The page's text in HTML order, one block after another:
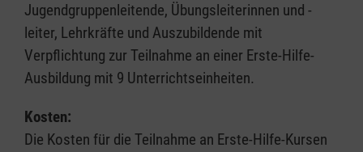
Jugendgruppenleitende, Übungsleiterinnen und -
leiter, Lehrkräfte und Auszubildende mit
Verpflichtung zur Teilnahme an einer Erste-Hilfe-
Ausbildung mit 9 Unterrichtseinheiten.
Kosten:
Die Kosten für die Teilnahme an Erste-Hilfe-Kursen